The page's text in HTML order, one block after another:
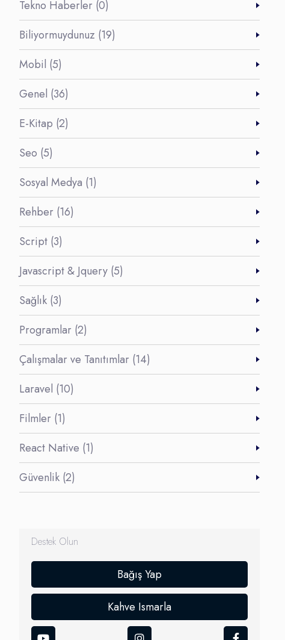
Tekno Haberler (0)
Biliyormuydunuz (19)
Mobil (5)
Genel (36)
E-Kitap (2)
Seo (5)
Sosyal Medya (1)
Rehber (16)
Script (3)
Javascript & Jquery (5)
Sağlık (3)
Programlar (2)
Çalışmalar ve Tanıtımlar (14)
Laravel (10)
Filmler (1)
React Native (1)
Güvenlik (2)
Destek Olun
Bağış Yap
Kahve Ismarla